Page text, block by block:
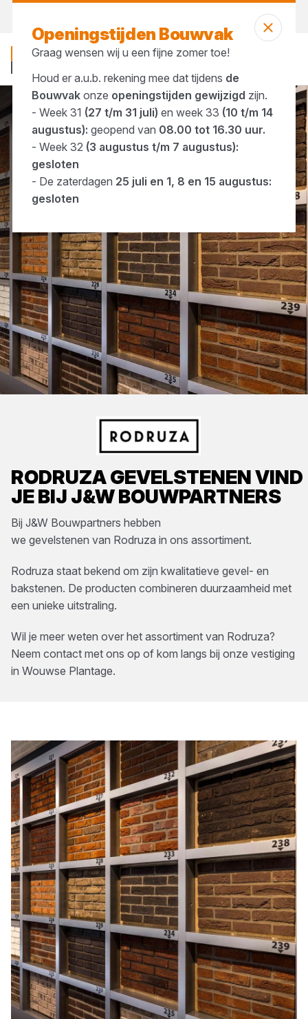
RODRUZAGEVELSTENENVIND
JE BIJ J&W BOUWPARTNERS
Bij J&W Bouwpartners hebben
we gevelstenen van Rodruza in ons assortiment.
Rodruza staat bekend om zijn kwalitatieve gevel- en
bakstenen. De producten combineren duurzaamheid met
een unieke uitstraling.
Wil je meer weten over het assortiment van Rodruza?
Neem contact met ons op of kom langs bij onze vestiging
in Wouwse Plantage.
Merken Rodruza
Openingstijden Bouwvak
Graag wensen wij u een fijne zomer toe!
Houd er a.u.b. rekening mee dat tijdens de
Bouwvakonze openingstijden gewijzigd zijn.
- Week 31 (27 t/m 31 juli) en week 33 (10 t/m 14
augustus): geopend van 08.00 tot 16.30 uur.
- Week 32 (3 augustus t/m 7 augustus):
gesloten
- De zaterdagen 25 juli en 1, 8 en 15 augustus:
gesloten